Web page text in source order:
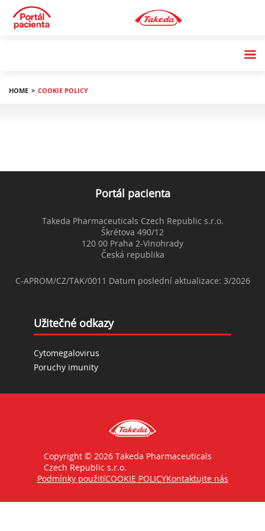
HOME COOKIE POLICY
Portál pacienta
Takeda Pharmaceuticals Czech Republic s.r.o.
Škrétova 490/12
120 00 Praha 2-Vinohrady
Česká republika
C-APROM/CZ/TAK/0011 Datum poslední aktualizace: 3/2026
Užitečné odkazy
Cytomegalovirus
Poruchy imunity
Copyright © 2026 Takeda Pharmaceuticals
Czech Republic s.r.o.
Podmínky použitíCOOKIE POLICYKontaktujte nás